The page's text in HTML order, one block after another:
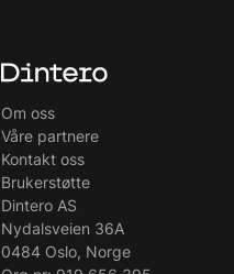
Om oss
Våre partnere
Kontakt oss
Brukerstøtte
Dintero AS
Nydalsveien 36A
0484 Oslo, Norge